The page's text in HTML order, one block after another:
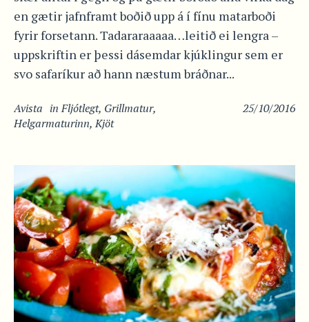
en gætir jafnframt boðið upp á í fínu matarboði
fyrir forsetann. Tadararaaaaa…leitið ei lengra –
uppskriftin er þessi dásemdar kjúklingur sem er
svo safaríkur að hann næstum bráðnar...
25/10/2016
Avista inFljótlegt, Grillmatur,
Helgarmaturinn,Kjöt